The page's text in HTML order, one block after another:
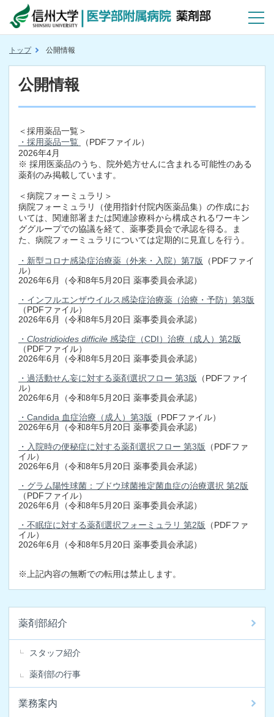
トップ 公開情報
薬剤部紹介
スタッフ紹介
薬剤部の行事
業務案内
公開情報
＜採用薬品一覧＞
・採用薬品一覧
（PDFファイル）
2026年4月
※ 採用医薬品のうち、院外処方せんに含まれる可能性のある
薬剤のみ掲載しています。
＜病院フォーミュラリ＞
病院フォーミュラリ（使用指針付院内医薬品集）の作成にお
いては、関連部署または関連診療科から構成されるワーキン
ググループでの協議を経て、薬事委員会で承認を得る。ま
た、病院フォーミュラリについては定期的に見直しを行う。
・新型コロナ感染症治療薬（外来・入院）第7版 （PDFファイ
ル）
2026年6月（令和8年5月20日 薬事委員会承認）
・インフルエンザウイルス感染症治療薬（治療・予防）第3版
（PDFファイル）
2026年6月（令和8年5月20日 薬事委員会承認）
・ Clostridioides difficile 感染症（CDI）治療（成人）第2版
（PDFファイル）
2026年6月（令和8年5月20日 薬事委員会承認）
・過活動せん妄に対する薬剤選択フロー 第3版 （PDFファイ
ル）
2026年6月（令和8年5月20日 薬事委員会承認）
・Candida 血症治療（成人）第3版 （PDFファイル）
2026年6月（令和8年5月20日 薬事委員会承認）
・入院時の便秘症に対する薬剤選択フロー 第3版 （PDFファ
イル）
2026年6月（令和8年5月20日 薬事委員会承認）
・グラム陽性球菌：ブドウ球菌推定菌血症の治療選択 第2版
（PDFファイル）
2026年6月（令和8年5月20日 薬事委員会承認）
・不眠症に対する薬剤選択フォーミュラリ 第2版 （PDFファ
イル）
2026年6月（令和8年5月20日 薬事委員会承認）
※上記内容の無断での転用は禁止します。